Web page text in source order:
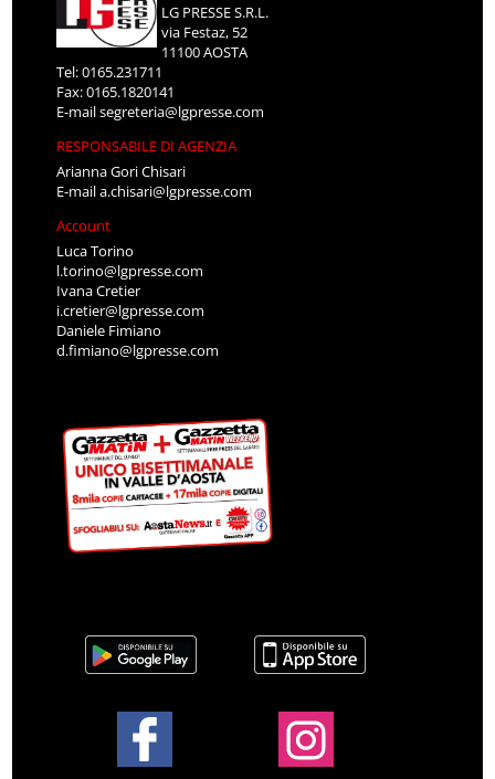
LG PRESSE S.R.L.
via Festaz, 52
11100 AOSTA
Tel: 0165.231711
Fax: 0165.1820141
E-mailsegreteria@lgpresse.com
RESPONSABILE DI AGENZIA
Arianna Gori Chisari
E-maila.chisari@lgpresse.com
Account
Luca Torino
l.torino@lgpresse.com
Ivana Cretier
i.cretier@lgpresse.com
Daniele Fimiano
d.fimiano@lgpresse.com